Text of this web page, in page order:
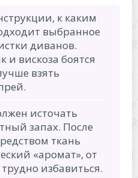
к каким
выбранное
диванов.
вискоза боятся
взять
источать
запах. После
ткань
«аромат», от
избавиться.